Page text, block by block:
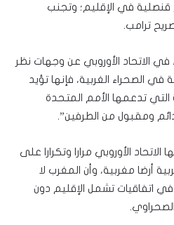
قنصلية في الإقليم؛ وتجنب
ترامب.
الاتحاد الأوروبي عن وجهات نظر
الصحراء الغربية، فإنها تؤيد
تدعمها الأمم المتحدة
ومقبول من الطرفين”.
الأوروبي مرارا وتكرارا على
أرضا مغربية، وأن المغرب لا
اتفاقيات تشمل الإقليم دون